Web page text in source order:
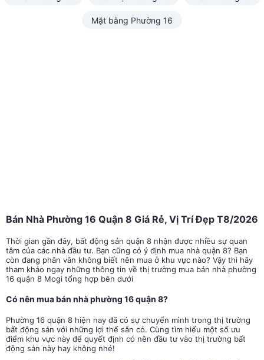
Mặt bằng Phường 16
Bán Nhà Phường 16 Quận 8 Giá Rẻ, Vị Trí Đẹp T8/2026
Thời gian gần đây, bất động sản quận 8 nhận được nhiều sự quan
tâm của các nhà đầu tư. Bạn cũng có ý định mua nhà quận 8? Bạn
còn đang phân vân không biết nên mua ở khu vực nào? Vậy thì hãy
tham khảo ngay những thông tin về thị trường mua bán nhà phường
16 quận 8 Mogi tổng hợp bên dưới
Có nên mua bán nhà phường 16 quận 8?
Phường 16 quận 8 hiện nay đã có sự chuyển mình trong thị trường
bất động sản với những lợi thế sẵn có. Cùng tìm hiểu một số ưu
điểm khu vực này để quyết định có nên đầu tư vào thị trường bất
động sản này hay không nhé!